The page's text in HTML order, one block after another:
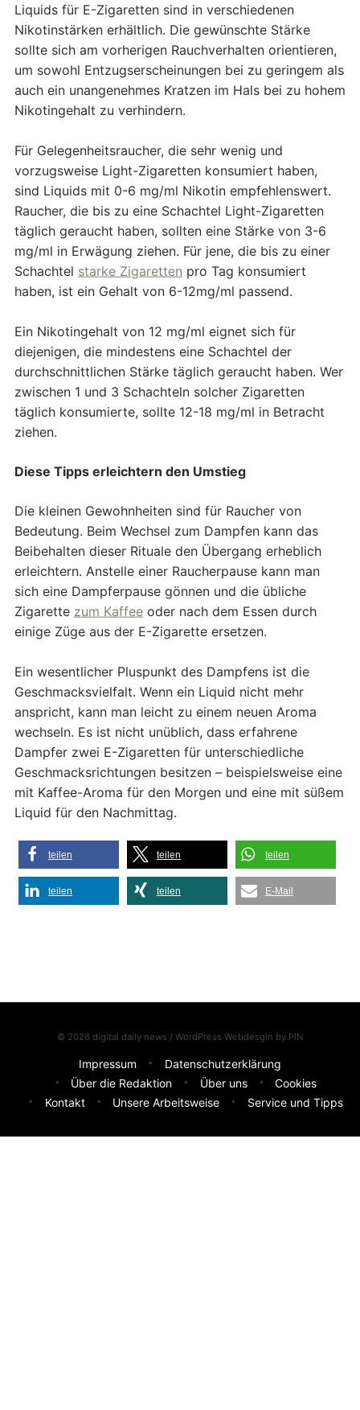
Liquids für E-Zigaretten sind in verschiedenen
Nikotinstärken erhältlich. Die gewünschte Stärke
sollte sich am vorherigen Rauchverhalten orientieren,
um sowohl Entzugserscheinungen bei zu geringem als
auch ein unangenehmes Kratzen im Hals bei zu hohem
Nikotingehalt zu verhindern.
Für Gelegenheitsraucher, die sehr wenig und
vorzugsweise Light-Zigaretten konsumiert haben,
sind Liquids mit 0-6 mg/ml Nikotin empfehlenswert.
Raucher, die bis zu eine Schachtel Light-Zigaretten
täglich geraucht haben, sollten eine Stärke von 3-6
mg/ml in Erwägung ziehen. Für jene, die bis zu einer
Schachtel starke Zigaretten pro Tag konsumiert
haben, ist ein Gehalt von 6-12mg/ml passend.
Ein Nikotingehalt von 12 mg/ml eignet sich für
diejenigen, die mindestens eine Schachtel der
durchschnittlichen Stärke täglich geraucht haben. Wer
zwischen 1 und 3 Schachteln solcher Zigaretten
täglich konsumierte, sollte 12-18 mg/ml in Betracht
ziehen.
Diese Tipps erleichtern den Umstieg
Die kleinen Gewohnheiten sind für Raucher von
Bedeutung. Beim Wechsel zum Dampfen kann das
Beibehalten dieser Rituale den Übergang erheblich
erleichtern. Anstelle einer Raucherpause kann man
sich eine Dampferpause gönnen und die übliche
Zigarette zum Kaffee oder nach dem Essen durch
einige Züge aus der E-Zigarette ersetzen.
Ein wesentlicher Pluspunkt des Dampfens ist die
Geschmacksvielfalt. Wenn ein Liquid nicht mehr
anspricht, kann man leicht zu einem neuen Aroma
wechseln. Es ist nicht unüblich, dass erfahrene
Dampfer zwei E-Zigaretten für unterschiedliche
Geschmacksrichtungen besitzen – beispielsweise eine
mit Kaffee-Aroma für den Morgen und eine mit süßem
Liquid für den Nachmittag.
teilen teilen teilen
teilen teilen E-Mail
© 2026 digital daily news / WordPress Webdesgin by PIN
Impressum
Datenschutzerklärung
Über die Redaktion
Über uns
Cookies
Kontakt
Unsere Arbeitsweise Service und Tipps